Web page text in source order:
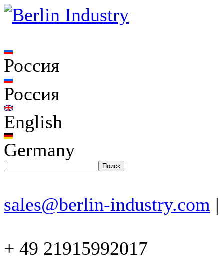
Россия
Россия
English
Germany
sales@berlin-industry.com |
+ 49 21915992017